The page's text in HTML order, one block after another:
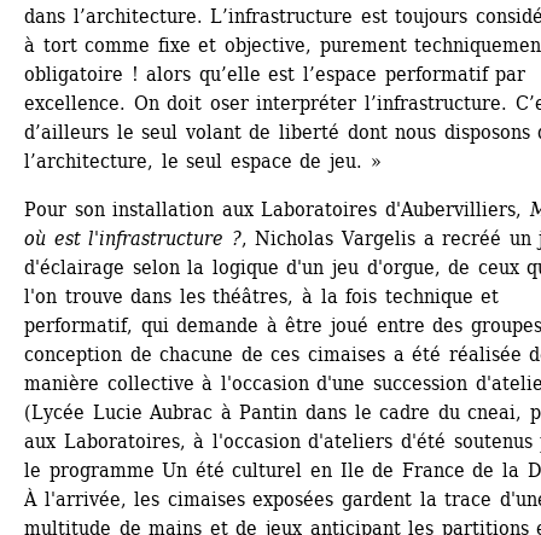
dans l’architecture. L’infrastructure est toujours
à tort comme fixe et objective, purement
obligatoire ! alors qu’elle est l’espace performatif par
excellence. On doit oser interpréter l’infrastructure.
d’ailleurs le seul volant de liberté dont nous disposons
l’architecture, le seul espace de jeu. »
Pour son installation aux Laboratoires d'Aubervilliers,
où est l'infrastructure ?, Nicholas Vargelis a recréé un
d'éclairage selon la logique d'un jeu d'orgue, de ceux
l'on trouve dans les théâtres, à la fois technique et
performatif, qui demande à être joué entre des
conception de chacune de ces cimaises a été réalisée
manière collective à l'occasion d'une succession
(Lycée Lucie Aubrac à Pantin dans le cadre du cneai,
aux Laboratoires, à l'occasion d'ateliers d'été soutenus
le programme Un été culturel en Ile de France de la
À l'arrivée, les cimaises exposées gardent la trace
multitude de mains et de jeux anticipant les partitions